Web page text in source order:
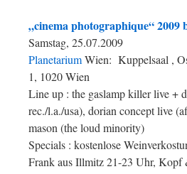
„cinema photographique“
Samstag, 25.07.2009
PlanetariumWien: Kuppelsaal ,
1, 1020 Wien
Line up : the gaslamp killer live +
rec./l.a./usa), dorian concept live
mason (the loud minority)
Specials : kostenlose
Frank aus Illmitz 21-23 Uhr, Kopf